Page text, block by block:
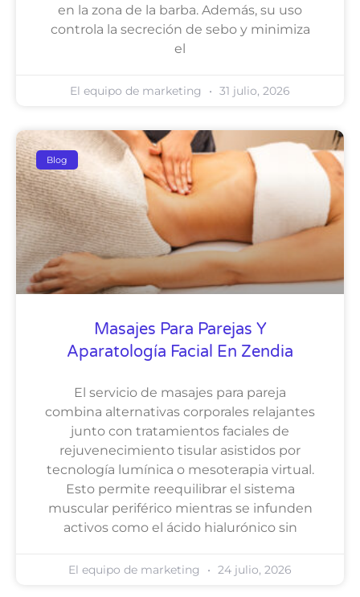
en la zona de la barba. Además, su uso
controla la secreción de sebo y minimiza
el
El equipo de marketing 31 julio, 2026
Blog
Masajes Para Parejas Y
Aparatología Facial En Zendia
El servicio de masajes para pareja
combina alternativas corporales relajantes
junto con tratamientos faciales de
rejuvenecimiento tisular asistidos por
tecnología lumínica o mesoterapia virtual.
Esto permite reequilibrar el sistema
muscular periférico mientras se infunden
activos como el ácido hialurónico sin
El equipo de marketing 24 julio, 2026